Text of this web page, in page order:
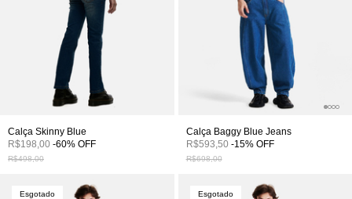
Calça Skinny Blue
R$198,00 -60% OFF
R$498,00
Calça Baggy Blue Jeans
R$593,50 -15% OFF
R$698,00
Esgotado Esgotado